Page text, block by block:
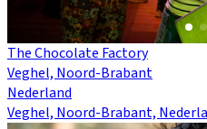
The Chocolate Factory
Veghel, Noord-Brabant
Nederland
Veghel, Noord-Brabant,